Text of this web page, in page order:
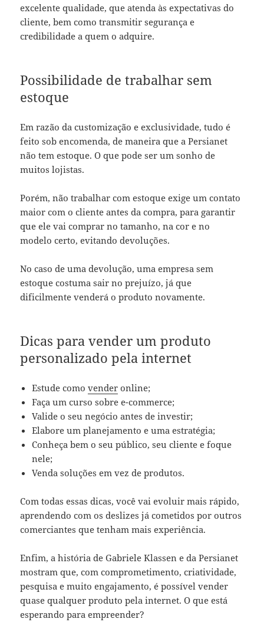
excelente qualidade, que atenda às expectativas do
cliente, bem como transmitir segurança e
credibilidade a quem o adquire.
Possibilidade de trabalhar sem
estoque
Em razão da customização e exclusividade, tudo é
feito sob encomenda, de maneira que a Persianet
não tem estoque. O que pode ser um sonho de
muitos lojistas.
Porém, não trabalhar com estoque exige um contato
maior com o cliente antes da compra, para garantir
que ele vai comprar no tamanho, na cor e no
modelo certo, evitando devoluções.
No caso de uma devolução, uma empresa sem
estoque costuma sair no prejuízo, já que
dificilmente venderá o produto novamente.
Dicas para vender um produto
personalizado pela internet
Estude comovender online;
Faça um curso sobre e-commerce;
Valide o seu negócio antes de investir;
Elabore um planejamento e uma estratégia;
Conheça bem o seu público, seu cliente e foque
nele;
Venda soluções em vez de produtos.
Com todas essas dicas, você vai evoluir mais rápido,
aprendendo com os deslizes já cometidos por outros
comerciantes que tenham mais experiência.
Enfim, a história de Gabriele Klassen e da Persianet
mostram que, com comprometimento, criatividade,
pesquisa e muito engajamento, é possível vender
quase qualquer produto pela internet. O que está
esperando para empreender?